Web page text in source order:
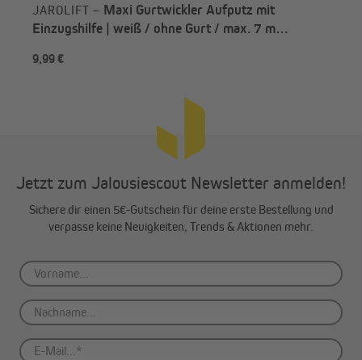
JAROLIFT – Maxi Gurtwickler Aufputz mit
Einzugshilfe | weiß / ohne Gurt / max. 7 m
9,99 €
Jetzt zum Jalousiescout Newsletter anmelden!
Sichere dir einen 5€-Gutschein für deine erste Bestellung und
verpasse keine Neuigkeiten, Trends & Aktionen mehr.